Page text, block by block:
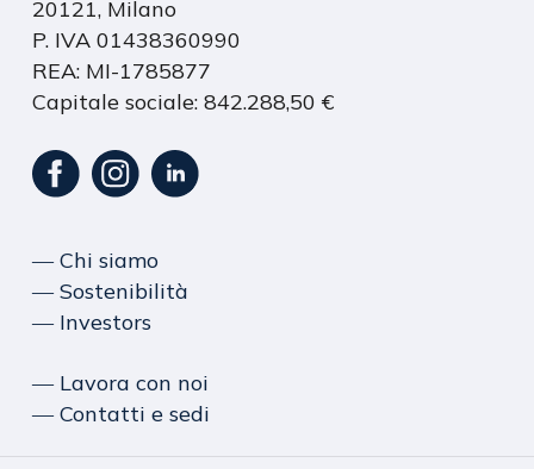
20121, Milano
P. IVA 01438360990
REA: MI-1785877
Capitale sociale: 842.288,50 €
― Chi siamo
― Sostenibilità
― Investors
― Lavora con noi
― Contatti e sedi